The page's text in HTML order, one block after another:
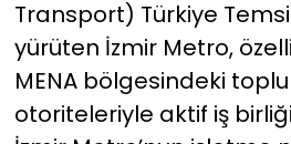
Transport) Türkiye
yürüten İzmir Metro,
MENA bölgesindeki toplu
otoriteleriyle aktif iş